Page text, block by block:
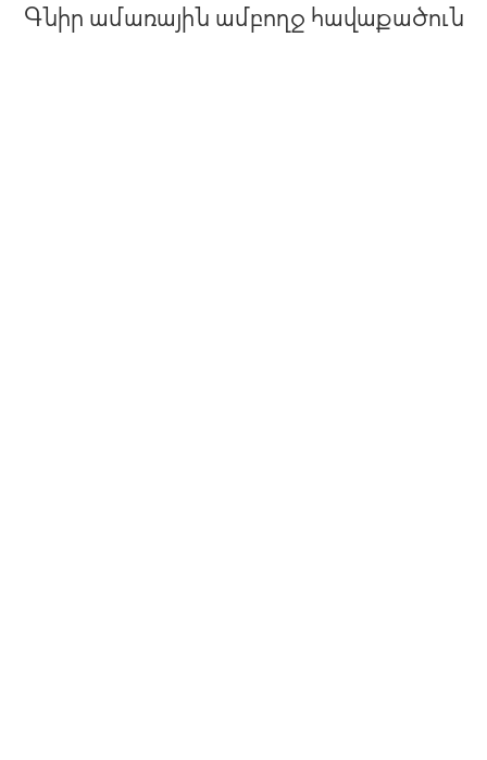
Գնիր ամառային ամբողջ հավաքածուն